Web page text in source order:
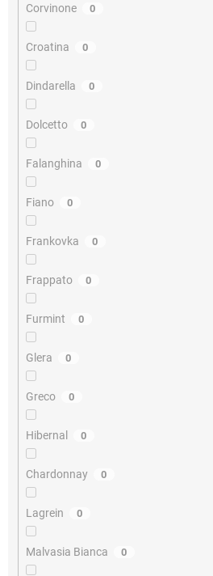
Corvinone 0
Croatina 0
Dindarella 0
Dolcetto 0
Falanghina 0
Fiano 0
Frankovka 0
Frappato 0
Furmint 0
Glera 0
Greco 0
Hibernal 0
Chardonnay 0
Lagrein 0
Malvasia Bianca 0